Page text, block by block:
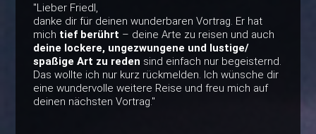
"Lieber Friedl,
danke dir für deinen wunderbaren Vortrag. Er hat
mich tief berührt – deine Arte zu reisen und auch
deine lockere, ungezwungene und lustige/
spaßige Art zu reden sind einfach nur begeisternd.
Das wollte ich nur kurz rückmelden. Ich wünsche dir
eine wundervolle weitere Reise und freu mich auf
deinen nächsten Vortrag."